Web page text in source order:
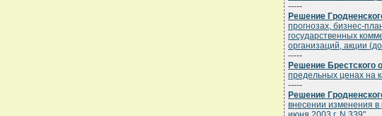
-----
Решение
прогнозах, бизнес-
государственных
организаций, акции
-----
Решение Брестского
предельных ценах на
-----
Решение
внесении изменения в